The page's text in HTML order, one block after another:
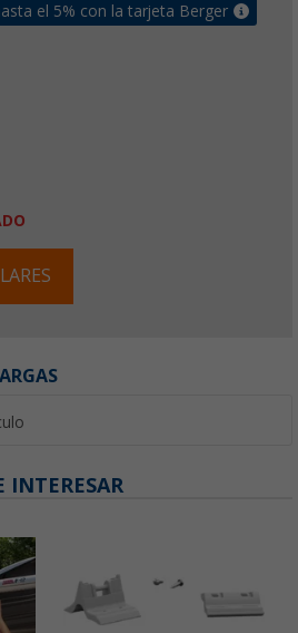
el 5% con la tarjeta Berger
INTERESAR